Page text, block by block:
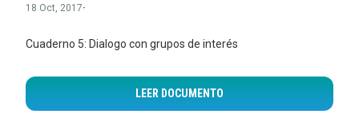
18 Oct, 2017·
Cuaderno 5: Dialogo con grupos de interés
LEER DOCUMENTO